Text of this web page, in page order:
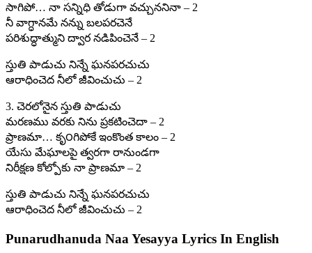
సాగిపో… నా సన్నిధి తోడుగా వచ్చుననినా – 2
నీ వాగ్ధానమే నన్ను బలపరచెనే
పరిశుద్ధాత్ముని ద్వార నడిపించెనే – 2
స్తుతి పాడుచు నిన్నే ఘనపరచుచు
ఆరాధించెద నీలో జీవించుచు – 2
3. చెరలోనైన స్తుతి పాడుచు
మరణము వరకు నిను ప్రకటించెదా – 2
ప్రాణమా… కృ౦గిపోకే ఇంకొంత కాలం – 2
యేసు మేఘాలపై త్వరగా రానుండగా
నిరీక్షణ కోల్పోకు నా ప్రాణమా – 2
స్తుతి పాడుచు నిన్నే ఘనపరచుచు
ఆరాధించెద నీలో జీవించుచు – 2
Punarudhanuda Naa Yesayya Lyrics In English